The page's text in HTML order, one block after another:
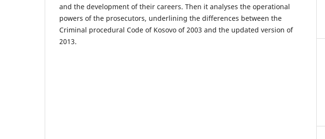
and the development of their careers. Then it analyses the operational
powers of the prosecutors, underlining the differences between the
Criminal procedural Code of Kosovo of 2003 and the updated version of
2013.